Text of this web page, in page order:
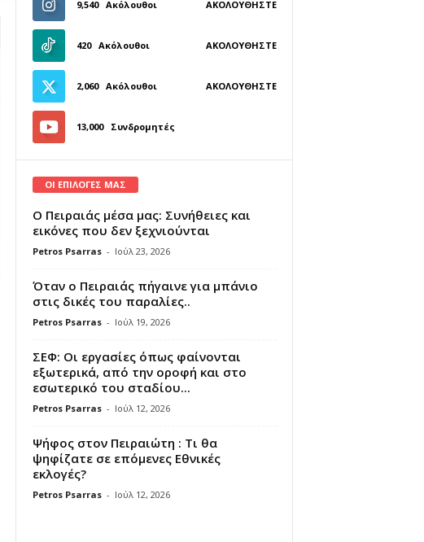
9,540 Ακόλουθοι ΑΚΟΛΟΥΘΉΣΤΕ
420 Ακόλουθοι ΑΚΟΛΟΥΘΉΣΤΕ
2,060 Ακόλουθοι ΑΚΟΛΟΥΘΉΣΤΕ
13,000 Συνδρομητές
ΓΊΝΕΤΕ ΣΥΝΔΡΟΜΗΤΉΣ
ΟΙ ΕΠΙΛΟΓΕΣ ΜΑΣ
Ο Πειραιάς μέσα μας: Συνήθειες και
εικόνες που δεν ξεχνιούνται
Petros Psarras - Ιούλ 23, 2026
Όταν ο Πειραιάς πήγαινε για μπάνιο
στις δικές του παραλίες..
Petros Psarras - Ιούλ 19, 2026
ΣΕΦ: Οι εργασίες όπως φαίνονται
εξωτερικά, από την οροφή και στο
εσωτερικό του σταδίου...
Petros Psarras - Ιούλ 12, 2026
Ψήφος στον Πειραιώτη : Τι θα
ψηφίζατε σε επόμενες Εθνικές
εκλογές?
Petros Psarras - Ιούλ 12, 2026